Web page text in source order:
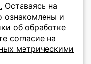
Оставаясь на
ознакомлены и
об обработке
согласие на
метрическими
на новости
с условиямиПолитики
своё согласие на их